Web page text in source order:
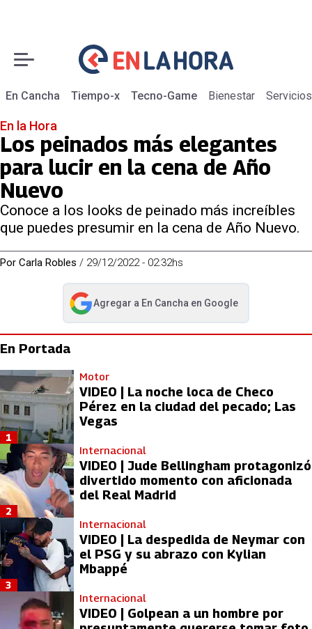
En Cancha Tiempo-x Tecno-Game Bienestar Servicios
En la Hora
Los peinados más elegantes
para lucir en la cena de Año
Nuevo
Conoce a los looks de peinado más increíbles
que puedes presumir en la cena de Año Nuevo.
Por Carla Robles / 29/12/2022 - 02:32hs
Agregar a En Cancha en Google
abre en nueva pestaña
En Portada
Motor
VIDEO | La noche loca de Checo
Pérez en la ciudad del pecado; Las
Vegas
1
Internacional
VIDEO | Jude Bellingham protagonizó
divertido momento con aficionada
del Real Madrid
2
Internacional
VIDEO | La despedida de Neymar con
el PSG y su abrazo con Kylian
Mbappé
3
Internacional
VIDEO | Golpean a un hombre por